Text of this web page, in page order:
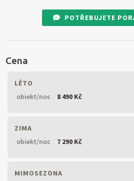
POTŘEBUJETE
Cena
LÉTO
obiekt/noc
8 490 Kč
ZIMA
obiekt/noc
7 290 Kč
MIMOSEZONA